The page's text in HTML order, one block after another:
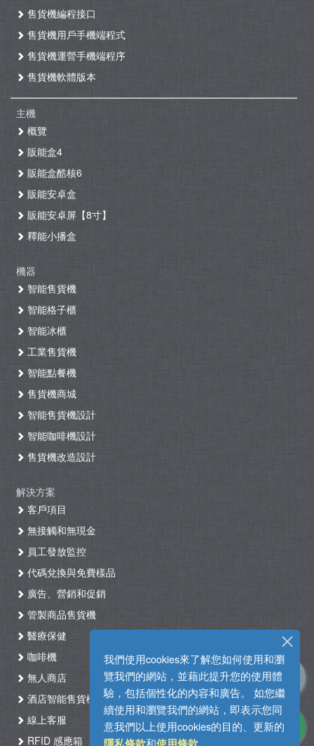
我們使用cookies來了解您如何使用和瀏
覽我們的網站，並藉此提升您的使用體
驗，包括個性化的內容和廣告。 如您繼
續使用和瀏覽我們的網站，即表示您同
意我們以上使用cookies的目的、更新的
隱私條款和使用條款
售貨機編程接口
售貨機用戶手機端程式
售貨機運營手機端程序
售貨機軟體版本
主機
概覽
販能盒4
販能盒酷核6
販能安卓盒
販能安卓屏【8寸】
釋能小播盒
機器
智能售貨機
智能格子櫃
智能冰櫃
工業售貨機
智能點餐機
售貨機商城
智能售貨機設計
智能咖啡機設計
售貨機改造設計
解決方案
客戶項目
無接觸和無現金
員工發放監控
代碼兌換與免費樣品
廣告、營銷和促銷
管製商品售貨機
醫療保健
咖啡機
無人商店
酒店智能售貨機自助入住系統
線上客服
RFID 感應箱